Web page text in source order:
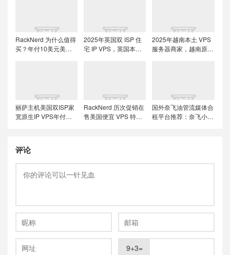
RackNerd 为什么值得
买？年付10美元美国
2025年英国双 ISP 住
宅 IP VPS，英国本土
2025年越南本土 VPS
服务器商家，越南原生
丽萨主机美国双ISP家
宽原生IP VPS年付特
RackNerd 历次促销在
售美国便宜 VPS 特价
国外奈飞油管流媒体合
租平台推荐：奈飞小
评论
9+3=